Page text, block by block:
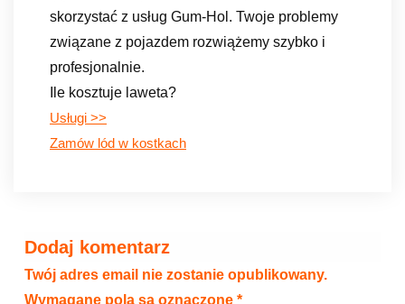
skorzystać z usług Gum-Hol. Twoje problemy
związane z pojazdem rozwiążemy szybko i
profesjonalnie.
Ile kosztuje laweta?
Usługi >>
Zamów lód w kostkach
Dodaj komentarz
Twój adres email nie zostanie opublikowany.
Wymagane pola są oznaczone *